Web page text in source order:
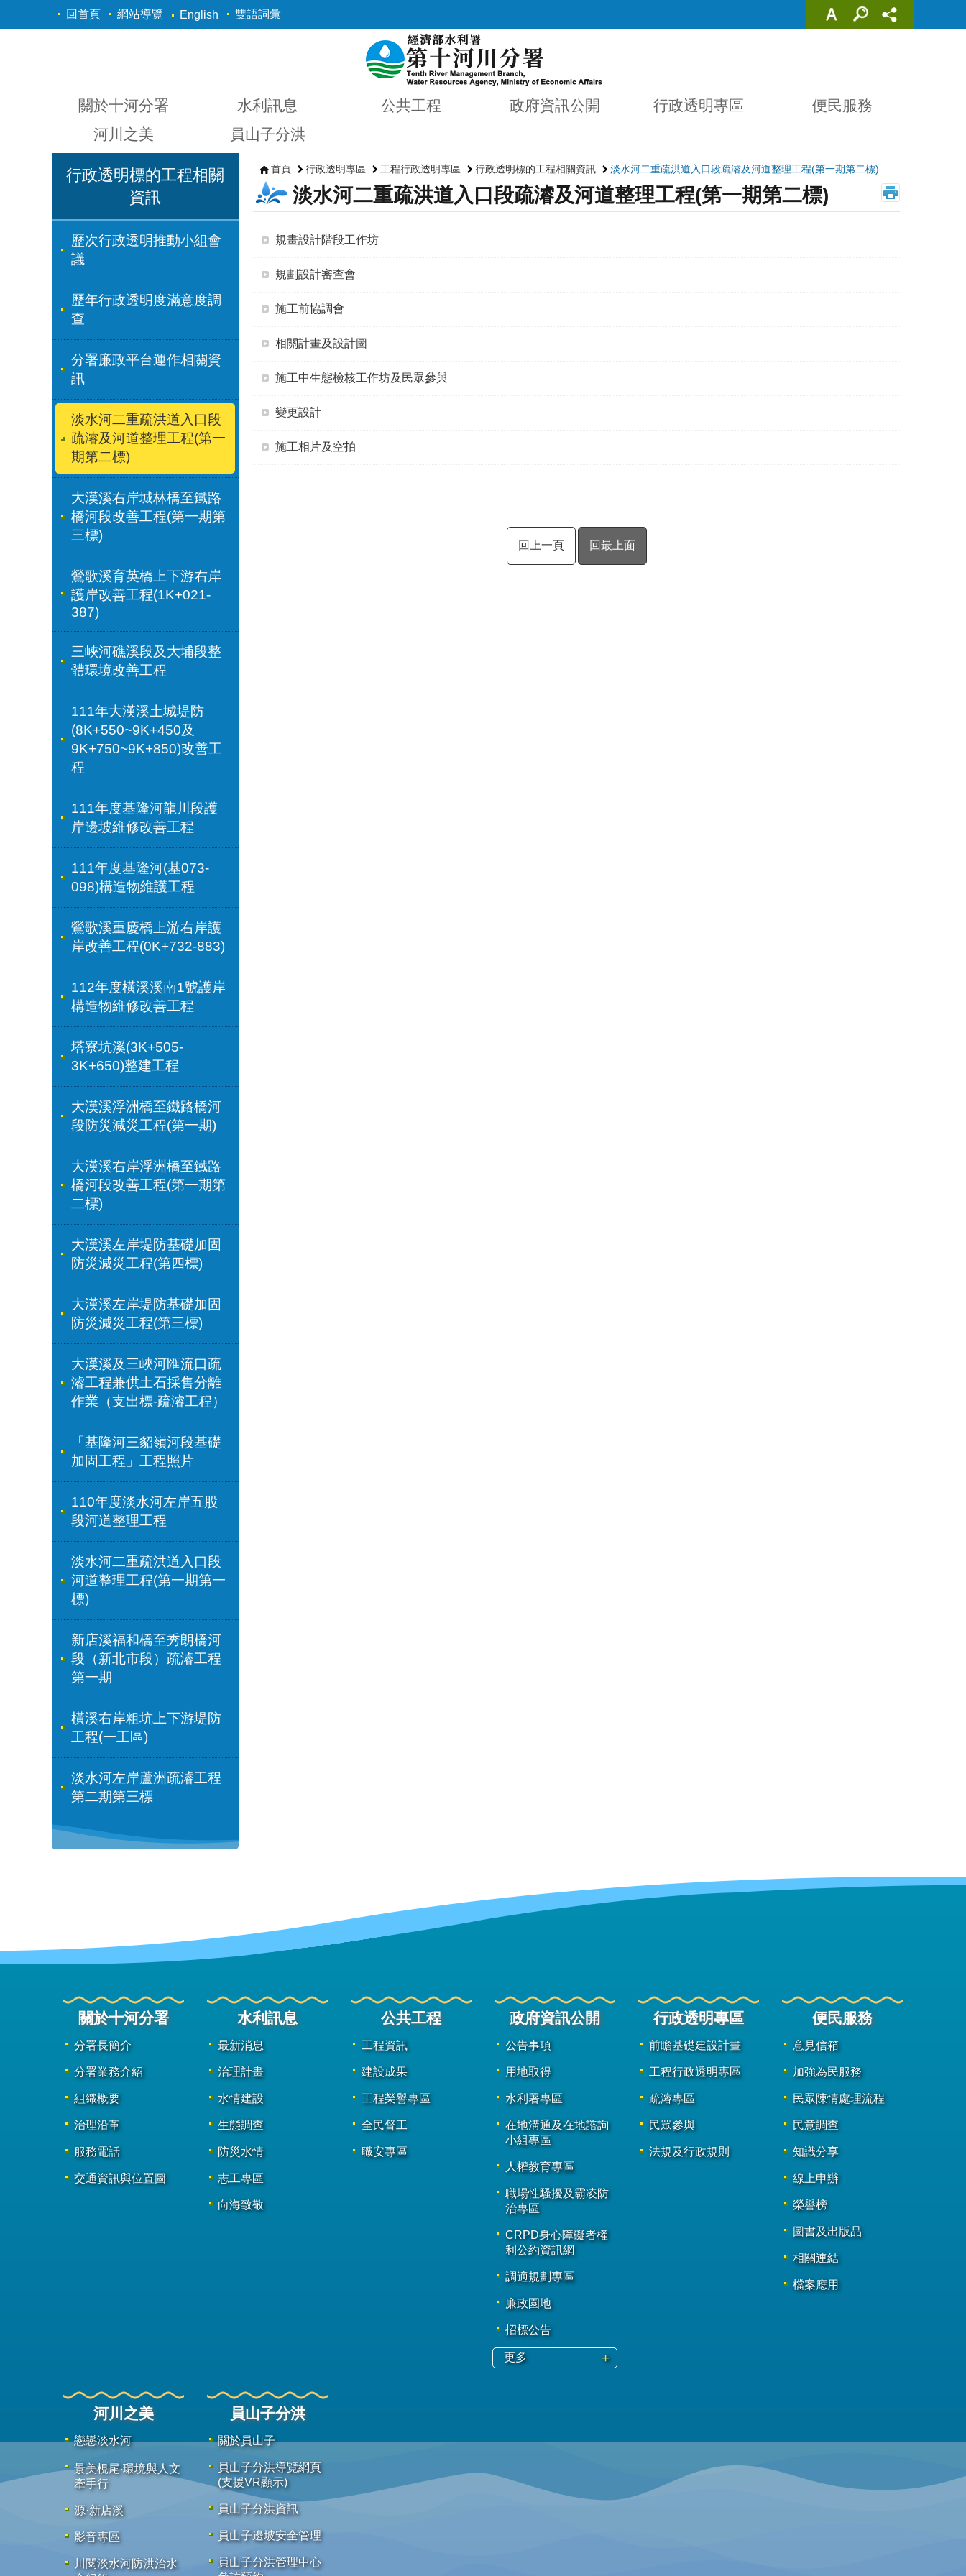
跳到主要內容區塊
回首頁 網站導覽 English 雙語詞彙
關於十河分署 水利訊息 公共工程 政府資訊公開 行政透明專區
便民服務
河川之美
員山子分洪
行政透明標的工程相關
資訊
歷次行政透明推動小組會
議
歷年行政透明度滿意度調
查
分署廉政平台運作相關資
訊
淡水河二重疏洪道入口段
疏濬及河道整理工程(第一
期第二標)
大漢溪右岸城林橋至鐵路
橋河段改善工程(第一期第
三標)
鶯歌溪育英橋上下游右岸
護岸改善工程(1K+021-
387)
三峽河礁溪段及大埔段整
體環境改善工程
111年大漢溪土城堤防
(8K+550~9K+450及
9K+750~9K+850)改善工
程
111年度基隆河龍川段護
岸邊坡維修改善工程
111年度基隆河(基073-
098)構造物維護工程
鶯歌溪重慶橋上游右岸護
岸改善工程(0K+732-883)
112年度橫溪溪南1號護岸
構造物維修改善工程
塔寮坑溪(3K+505-
3K+650)整建工程
大漢溪浮洲橋至鐵路橋河
段防災減災工程(第一期)
大漢溪右岸浮洲橋至鐵路
橋河段改善工程(第一期第
二標)
大漢溪左岸堤防基礎加固
防災減災工程(第四標)
大漢溪左岸堤防基礎加固
防災減災工程(第三標)
大漢溪及三峽河匯流口疏
濬工程兼供土石採售分離
作業（支出標-疏濬工程）
「基隆河三貂嶺河段基礎
加固工程」工程照片
110年度淡水河左岸五股
段河道整理工程
淡水河二重疏洪道入口段
河道整理工程(第一期第一
標)
新店溪福和橋至秀朗橋河
段（新北市段）疏濬工程
第一期
橫溪右岸粗坑上下游堤防
工程(一工區)
淡水河左岸蘆洲疏濬工程
第二期第三標
首頁 行政透明專區 工程行政透明專區 行政透明標的工程相關資訊 淡水河二重疏洪道入口段疏濬及河道整理工程(第一期第二標)
淡水河二重疏洪道入口段疏濬及河道整理工程(第一期第二標)
規畫設計階段工作坊
規劃設計審查會
施工前協調會
相關計畫及設計圖
施工中生態檢核工作坊及民眾參與
變更設計
施工相片及空拍
回上一頁 回最上面
關於十河分署
分署長簡介
分署業務介紹
組織概要
治理沿革
服務電話
交通資訊與位置圖
水利訊息
最新消息
治理計畫
水情建設
生態調查
防災水情
志工專區
向海致敬
公共工程
工程資訊
建設成果
工程榮譽專區
全民督工
職安專區
政府資訊公開
公告事項
用地取得
水利署專區
在地溝通及在地諮詢
小組專區
人權教育專區
職場性騷擾及霸凌防
治專區
CRPD身心障礙者權
利公約資訊網
調適規劃專區
廉政園地
招標公告
更多
行政透明專區
前瞻基礎建設計畫
工程行政透明專區
疏濬專區
民眾參與
法規及行政規則
便民服務
意見信箱
加強為民服務
民眾陳情處理流程
民意調查
知識分享
線上申辦
榮譽榜
圖書及出版品
相關連結
檔案應用
河川之美
戀戀淡水河
景美梘尾‧環境與人文
牽手行
源·新店溪
影音專區
川閱淡水河防洪治水
員山子分洪
關於員山子
員山子分洪導覽網頁
(支援VR顯示)
員山子分洪資訊
員山子邊坡安全管理
員山子分洪管理中心